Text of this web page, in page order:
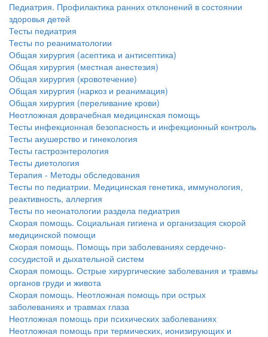
Педиатрия. Профилактика ранних отклонений в состоянии
здоровья детей
Тесты педиатрия
Тесты по реаниматологии
Общая хирургия (асептика и антисептика)
Общая хирургия (местная анестезия)
Общая хирургия (кровотечение)
Общая хирургия (наркоз и реанимация)
Общая хирургия (переливание крови)
Неотложная доврачебная медицинская помощь
Тесты инфекционная безопасность и инфекционный контроль
Тесты акушерство и гинекология
Тесты гастроэнтерология
Тесты диетология
Терапия - Методы обследования
Тесты по педиатрии. Медицинская генетика, иммунология,
реактивность, аллергия
Тесты по неонатологии раздела педиатрия
Скорая помощь. Социальная гигиена и организация скорой
медицинской помощи
Скорая помощь. Помощь при заболеваниях сердечно-
сосудистой и дыхательной систем
Скорая помощь. Острые хирургические заболевания и травмы
органов груди и живота
Скорая помощь. Неотложная помощь при острых
заболеваниях и травмах глаза
Неотложная помощь при психических заболеваниях
Неотложная помощь при термических, ионизирующих и